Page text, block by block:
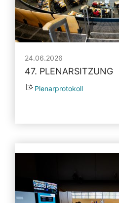
24.06.2026
47. PLENARSITZUNG
Plenarprotokoll